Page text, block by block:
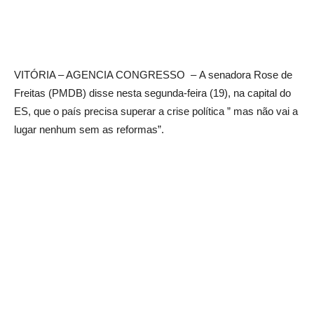
VITÓRIA – AGENCIA CONGRESSO – A senadora Rose de
Freitas (PMDB) disse nesta segunda-feira (19), na capital do
ES, que o país precisa superar a crise política ” mas não vai a
lugar nenhum sem as reformas”.